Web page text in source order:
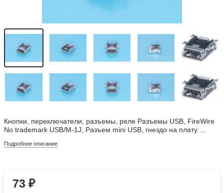
Кнопки, переключатели, разъемы, реле Разъемы USB, FireWire
No trademark USB/M-1J, Разъем mini USB, гнездо на плату ...
Подробное описание
73₽